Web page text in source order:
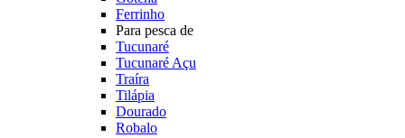
Ferrinho
Para pesca de
Tucunaré
Tucunaré Açu
Traíra
Tilápia
Dourado
Robalo